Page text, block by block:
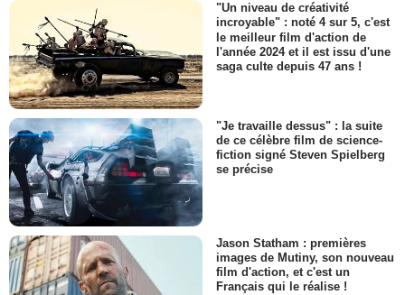
"Un niveau de créativité
incroyable" : noté 4 sur 5, c'est
le meilleur film d'action de
l'année 2024 et il est issu d'une
saga culte depuis 47 ans !
"Je travaille dessus" : la suite
de ce célèbre film de science-
fiction signé Steven Spielberg
se précise
Jason Statham : premières
images de Mutiny, son nouveau
film d'action, et c'est un
Français qui le réalise !